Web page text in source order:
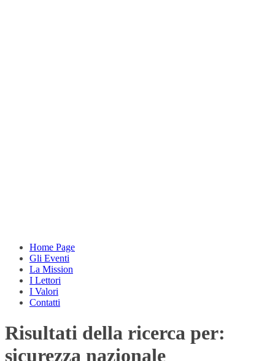
Home Page
Gli Eventi
La Mission
I Lettori
I Valori
Contatti
Risultati della ricerca per:
sicurezza nazionale